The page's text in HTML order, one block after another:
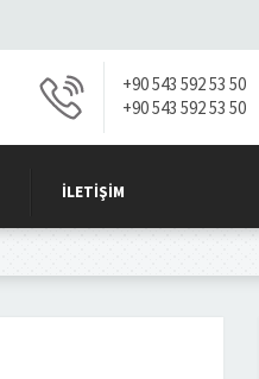
+90 543 592 53 50
+90 543 592 53 50
İLETIŞIM